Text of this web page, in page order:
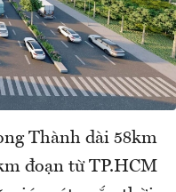
Thành dài 58km
đoạn từ TP.HCM